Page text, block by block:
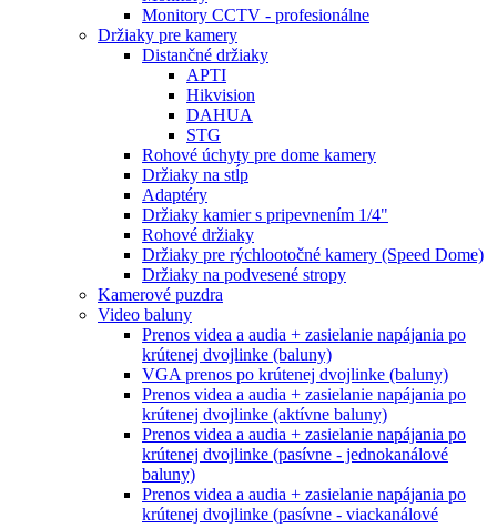
Monitory CCTV - profesionálne
Držiaky pre kamery
Distančné držiaky
APTI
Hikvision
DAHUA
STG
Rohové úchyty pre dome kamery
Držiaky na stĺp
Adaptéry
Držiaky kamier s pripevnením 1/4"
Rohové držiaky
Držiaky pre rýchlootočné kamery (Speed Dome)
Držiaky na podvesené stropy
Kamerové puzdra
Video baluny
Prenos videa a audia + zasielanie napájania po
krútenej dvojlinke (baluny)
VGA prenos po krútenej dvojlinke (baluny)
Prenos videa a audia + zasielanie napájania po
krútenej dvojlinke (aktívne baluny)
Prenos videa a audia + zasielanie napájania po
krútenej dvojlinke (pasívne - jednokanálové
baluny)
Prenos videa a audia + zasielanie napájania po
krútenej dvojlinke (pasívne - viackanálové